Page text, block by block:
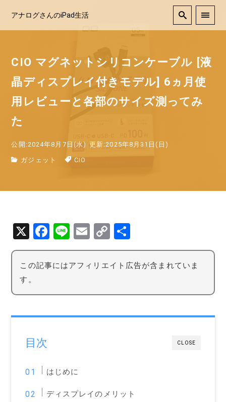
アナログさんのiPad生活
CIO マグネットシリコンケーブル [液
晶ディスプレイ付きモデル] 6ヵ月使
用レビューと各部のサイズ測ってみ
た
公開:2024年8月7日(水) 更新:2025年8月31日(日)
ガジェット CIO
X
F
a
c
b
o
Li
n
e
E
m
ai
C
o
p
Li
n
有
この記事にはアフィリエイト広告が含まれていま
す。
CLOSE
目次
はじめに
ディスプレイのメリット